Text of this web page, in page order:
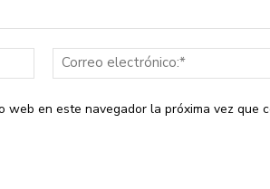
Nombre:*
web en este navegador la próxima vez que